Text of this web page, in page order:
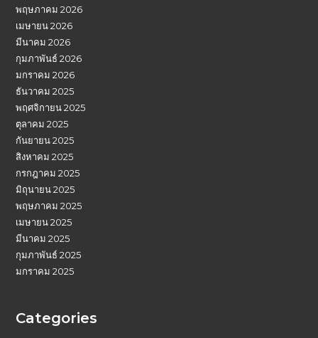
พฤษภาคม 2026
เมษายน 2026
มีนาคม 2026
กุมภาพันธ์ 2026
มกราคม 2026
ธันวาคม 2025
พฤศจิกายน 2025
ตุลาคม 2025
กันยายน 2025
สิงหาคม 2025
กรกฎาคม 2025
มิถุนายน 2025
พฤษภาคม 2025
เมษายน 2025
มีนาคม 2025
กุมภาพันธ์ 2025
มกราคม 2025
Categories